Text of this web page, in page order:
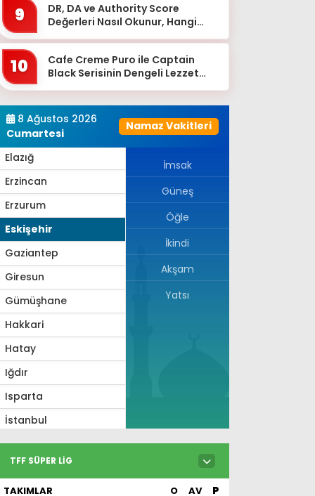
9
DR, DA ve Authority Score
Değerleri Nasıl Okunur, Hangi
10
Cafe Creme Puro ile Captain
Black Serisinin Dengeli Lezzet
8 Ağustos 2026
Cumartesi
Namaz Vakitleri
Çankırı
Çorum
Denizli
Diyarbakır
Düzce
Edirne
Elazığ
Erzincan
Erzurum
Eskişehir
Gaziantep
Giresun
Gümüşhane
Hakkari
Hatay
Iğdır
Isparta
İstanbul
İzmir
Kahramanmaraş
Karabük
İmsak
Güneş
Öğle
İkindi
Akşam
Yatsı
TFF SÜPER LIG
TAKIMLAR O AV P